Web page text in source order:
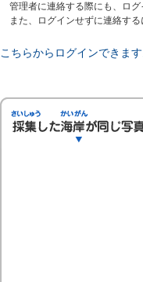
管理者に連絡する際にも、ログ
また、ログインせずに連絡する
こちらからログインできます